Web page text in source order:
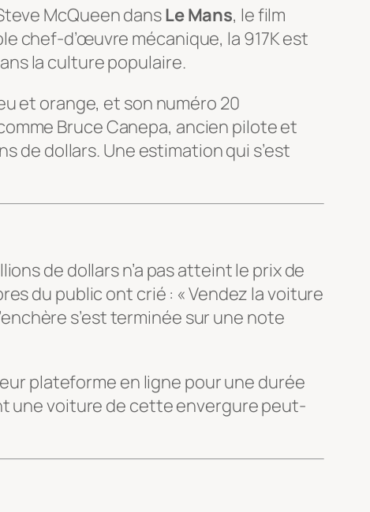
McQueen dansLe Mans, le film
chef-d’œuvre mécanique, la 917K est
la culture populaire.
et orange, et son numéro 20
Bruce Canepa, ancien pilote et
de dollars. Une estimation qui s’est
de dollars n’a pas atteint le prix de
du public ont crié : « Vendez la voiture
s’est terminée sur une note
plateforme en ligne pour une durée
une voiture de cette envergure peut-